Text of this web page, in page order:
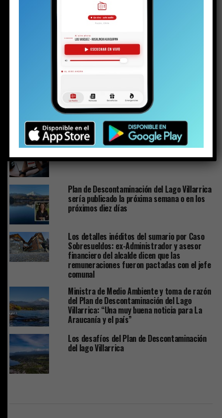
Plan de Descontaminación del Lago Villarrica sería
publicado la próxima semana o en los próximos diez días
ESTO PODRÍA GUSTARTE
El silencio de los (no) inocentes
PuconApp completa su despliegue y ya está
disponible en Android
Plan de Descontaminación del Lago Villarrica
sería publicado la próxima semana o en los
próximos diez días
Los detalles inéditos del sumario por Caso
Sobresueldos: ex-Administrador y asesor
financiero del alcalde dicen que las
remuneraciones fueron pactadas con el jefe
comunal
Ministra de Medio Ambiente y toma de razón
del Plan de Descontaminación del Lago
Villarrica: “Una muy buena noticia para La
Araucanía y el país”
Los desafíos del Plan de Descontaminación
del lago Villarrica